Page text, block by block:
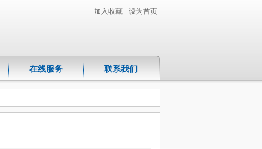
加入收藏 设为首页
在线服务 联系我们